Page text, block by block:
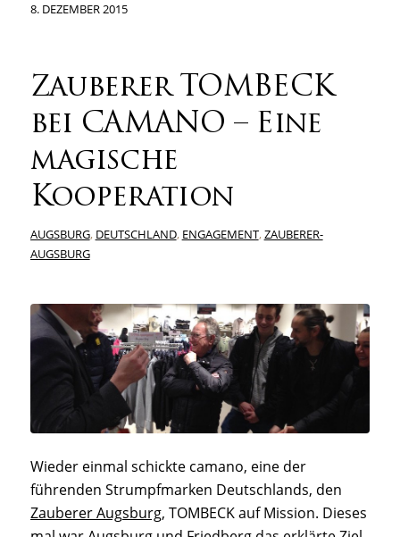
8. DEZEMBER 2015
Zauberer TOMBECK
bei CAMANO – Eine
magische
Kooperation
AUGSBURG, DEUTSCHLAND, ENGAGEMENT,ZAUBERER-
AUGSBURG
Wieder einmal schickte camano, eine der
führenden Strumpfmarken Deutschlands, den
Zauberer Augsburg, TOMBECK auf Mission. Dieses